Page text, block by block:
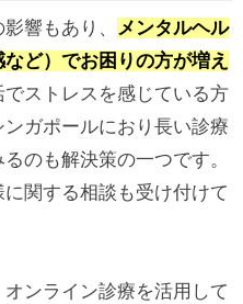
響もあり、 メンタルヘル
ど）でお困りの方が増え
ストレスを感じている方
ガポールにおり長い診療
のも解決策の一つです。
関する相談も受け付けて
ンライン診療を活用して